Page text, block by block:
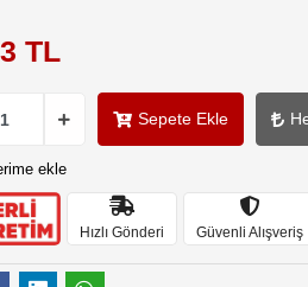
TL
Sepete Ekle
ekle
Hızlı Gönderi Güvenli Alışveriş